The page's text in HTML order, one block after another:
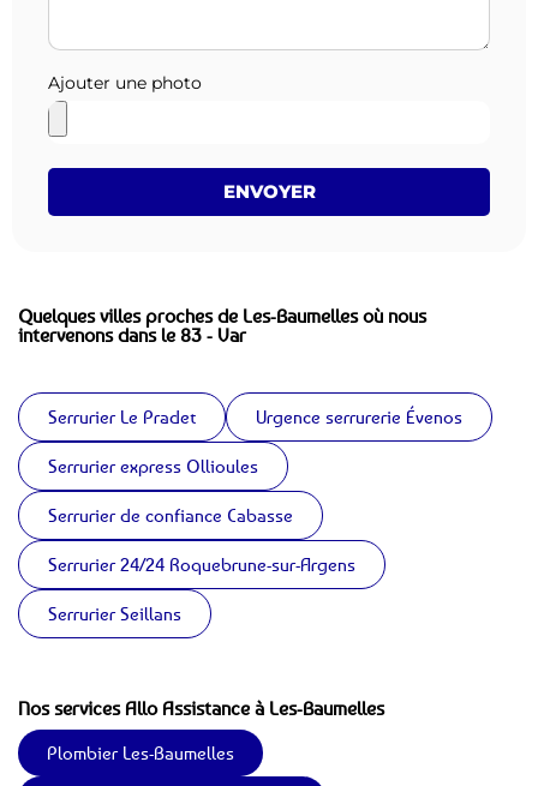
Ajouter une photo
ENVOYER
Quelques villes proches de Les-Baumelles où nous
intervenons dans le 83 - Var
Serrurier Le Pradet Urgence serrurerie Évenos
Serrurier express Ollioules
Serrurier de confiance Cabasse
Serrurier 24/24 Roquebrune-sur-Argens
Serrurier Seillans
Nos services Allo Assistance à Les-Baumelles
Plombier Les-Baumelles